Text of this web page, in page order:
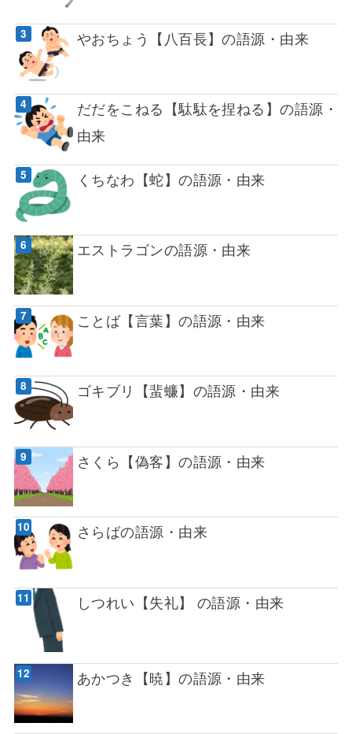
やおちょう【八百長】の語源・由来
だだをこねる【駄駄を捏ねる】の語源・
由来
くちなわ【蛇】の語源・由来
エストラゴンの語源・由来
ことば【言葉】の語源・由来
ゴキブリ【蜚蠊】の語源・由来
さくら【偽客】の語源・由来
さらばの語源・由来
しつれい【失礼】 の語源・由来
あかつき【暁】の語源・由来